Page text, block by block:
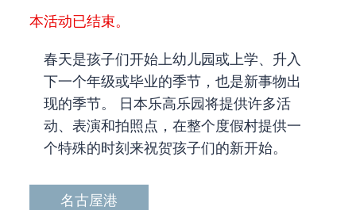
本活动已结束。
春天是孩子们开始上幼儿园或上学、升入
下一个年级或毕业的季节，也是新事物出
现的季节。 日本乐高乐园将提供许多活
动、表演和拍照点，在整个度假村提供一
个特殊的时刻来祝贺孩子们的新开始。
名古屋港